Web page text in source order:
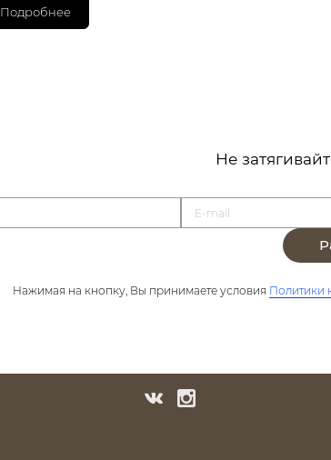
Подробнее
Не
Нажимая на кнопку, Вы принимаете условия Политики